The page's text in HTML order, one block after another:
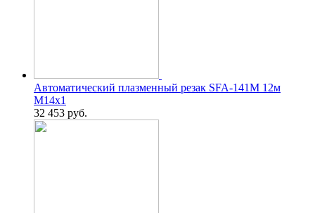
Автоматический плазменный резак SFA-141M 12м
М14х1
32 453 руб.